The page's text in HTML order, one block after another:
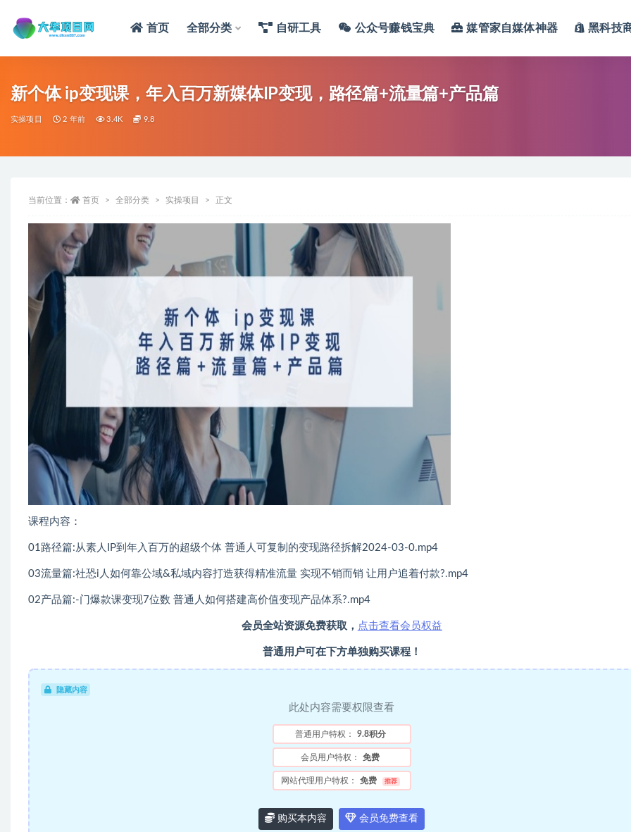
首页 全部分类 自研工具 公众号赚钱宝典 媒管家自媒体神器 黑科技
新个体 ip变现课，年入百万新媒体IP变现，路径篇+流量篇+产品篇
实操项目 2 年前 3.4K 9.8
当前位置： 首页 全部分类 实操项目 正文
课程内容：
01路径篇:从素人IP到年入百万的超级个体 普通人可复制的变现路径拆解2024-03-0.mp4
03流量篇:社恐i人如何靠公域&私域内容打造获得精准流量 实现不销而销 让用户追着付款?.mp4
02产品篇:-门爆款课变现7位数 普通人如何搭建高价值变现产品体系?.mp4
会员全站资源免费获取， 点击查看会员权益
普通用户可在下方单独购买课程！
隐藏内容
此处内容需要权限查看
普通用户特权： 9.8积分
会员用户特权： 免费
网站代理用户特权： 免费 推荐
购买本内容 会员免费查看